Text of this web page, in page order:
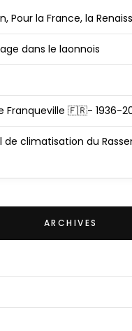
Pour la France, la
dans le laonnois
Franqueville 🇫🇷- 1936-
de climatisation du
ARCHIVES